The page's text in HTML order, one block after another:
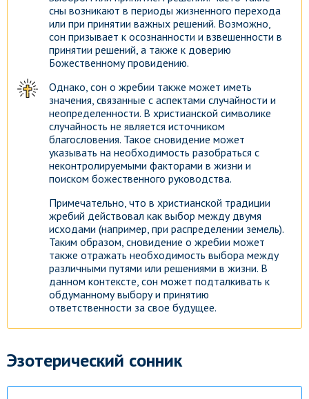
Посмотреть
сны возникают в периоды жизненного перехода
или при принятии важных решений. Возможно,
сон призывает к осознанности и взвешенности в
принятии решений, а также к доверию
Божественному провидению.
Однако, сон о жребии также может иметь
значения, связанные с аспектами случайности и
неопределенности. В христианской символике
случайность не является источником
благословения. Такое сновидение может
указывать на необходимость разобраться с
неконтролируемыми факторами в жизни и
поиском божественного руководства.
Примечательно, что в христианской традиции
жребий действовал как выбор между двумя
исходами (например, при распределении земель).
Таким образом, сновидение о жребии может
также отражать необходимость выбора между
различными путями или решениями в жизни. В
данном контексте, сон может подталкивать к
обдуманному выбору и принятию
ответственности за свое будущее.
Эзотерический сонник